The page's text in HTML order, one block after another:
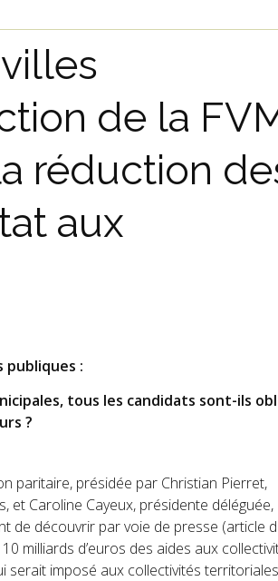
de la
réduction
aux
publiques :
tous les candidats sont-ils
?
paritaire, présidée par Christian Pierret,
et Caroline Cayeux, présidente déléguée,
de découvrir par voie de presse (article
milliards d’euros des aides aux
serait imposé aux collectivités territoriales